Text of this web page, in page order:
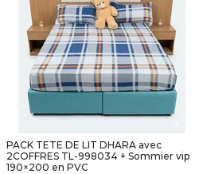
PACK TETE DE LIT DHARA avec
2COFFRES TL-998034 + Sommier vip
190×200 en PVC